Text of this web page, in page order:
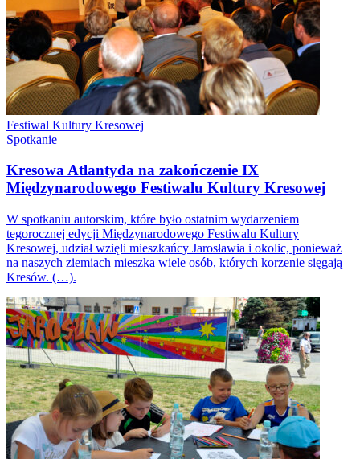
Festiwal Kultury Kresowej
Spotkanie
Kresowa Atlantyda na zakończenie IX
Międzynarodowego Festiwalu Kultury Kresowej
W spotkaniu autorskim, które było ostatnim wydarzeniem
tegorocznej edycji Międzynarodowego Festiwalu Kultury
Kresowej, udział wzięli mieszkańcy Jarosławia i okolic, ponieważ
na naszych ziemiach mieszka wiele osób, których korzenie sięgają
Kresów. (…).